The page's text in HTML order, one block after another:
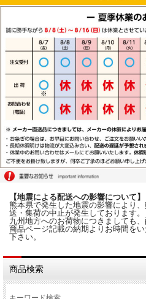
【地震による配送への影響について】
熊本県で発生した地震の影響により
送・集荷の中止が発生しております。
九州地方へのお荷物につきましても
商品ページ記載の納期よりお時間を
下さい。
商品検索